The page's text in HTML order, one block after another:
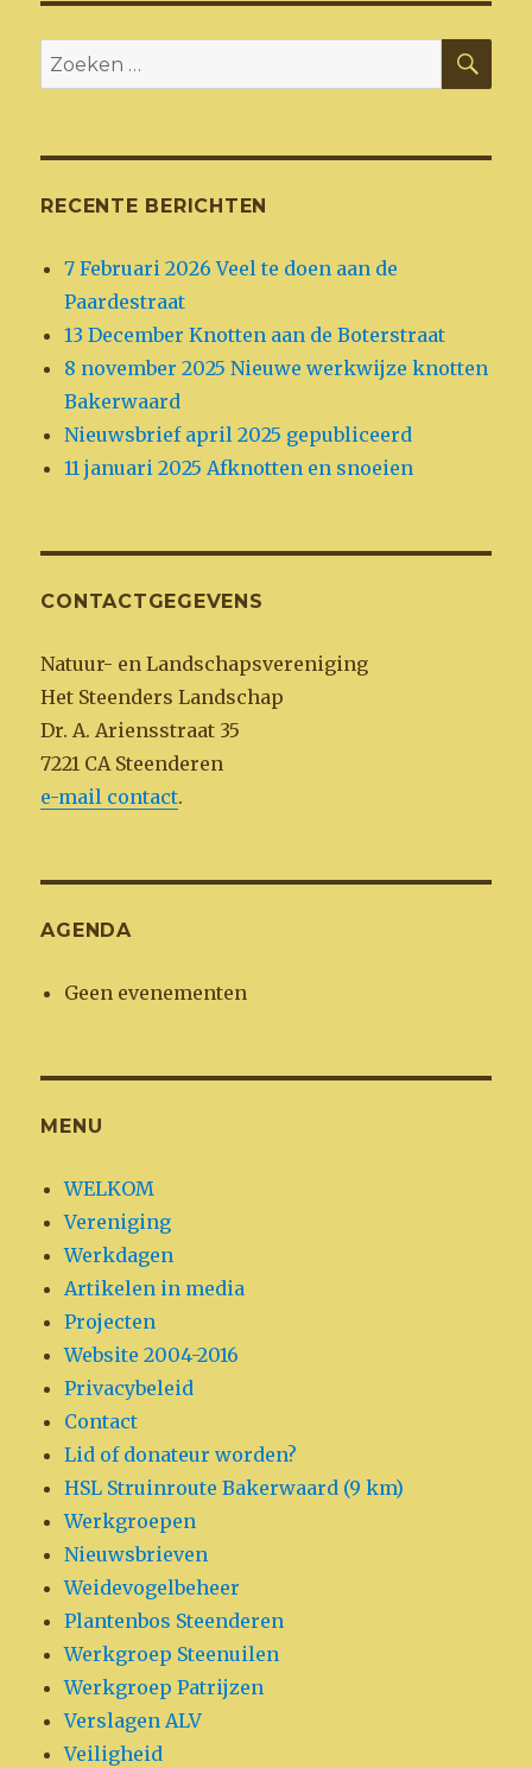
Zoeken
naar:
RECENTE BERICHTEN
7 Februari 2026 Veel te doen aan de
Paardestraat
13 December Knotten aan de Boterstraat
8 november 2025 Nieuwe werkwijze knotten
Bakerwaard
Nieuwsbrief april 2025 gepubliceerd
11 januari 2025 Afknotten en snoeien
CONTACTGEGEVENS
Natuur- en Landschapsvereniging
Het Steenders Landschap
Dr. A. Ariensstraat 35
7221 CA Steenderen
e-mail contact.
AGENDA
Geen evenementen
MENU
WELKOM
Vereniging
Werkdagen
Artikelen in media
Projecten
Website 2004-2016
Privacybeleid
Contact
Lid of donateur worden?
HSL Struinroute Bakerwaard (9 km)
Werkgroepen
Nieuwsbrieven
Weidevogelbeheer
Plantenbos Steenderen
Werkgroep Steenuilen
Werkgroep Patrijzen
Verslagen ALV
Veiligheid